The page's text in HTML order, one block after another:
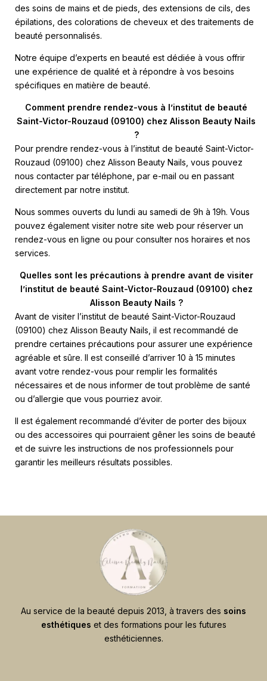
des soins de mains et de pieds, des extensions de cils, des
épilations, des colorations de cheveux et des traitements de
beauté personnalisés.
Notre équipe d’experts en beauté est dédiée à vous offrir
une expérience de qualité et à répondre à vos besoins
spécifiques en matière de beauté.
Comment prendre rendez-vous à l’institut de beauté
Saint-Victor-Rouzaud (09100) chez Alisson Beauty Nails
?
Pour prendre rendez-vous à l’institut de beauté Saint-Victor-
Rouzaud (09100) chez Alisson Beauty Nails, vous pouvez
nous contacter par téléphone, par e-mail ou en passant
directement par notre institut.
Nous sommes ouverts du lundi au samedi de 9h à 19h. Vous
pouvez également visiter notre site web pour réserver un
rendez-vous en ligne ou pour consulter nos horaires et nos
services.
Quelles sont les précautions à prendre avant de visiter
l’institut de beauté Saint-Victor-Rouzaud (09100) chez
Alisson Beauty Nails ?
Avant de visiter l’institut de beauté Saint-Victor-Rouzaud
(09100) chez Alisson Beauty Nails, il est recommandé de
prendre certaines précautions pour assurer une expérience
agréable et sûre. Il est conseillé d’arriver 10 à 15 minutes
avant votre rendez-vous pour remplir les formalités
nécessaires et de nous informer de tout problème de santé
ou d’allergie que vous pourriez avoir.
Il est également recommandé d’éviter de porter des bijoux
ou des accessoires qui pourraient gêner les soins de beauté
et de suivre les instructions de nos professionnels pour
garantir les meilleurs résultats possibles.
Au service de la beauté depuis 2013, à travers des soins
esthétiques et des formations pour les futures
esthéticiennes.